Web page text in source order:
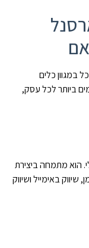
במגוון כלים
ביותר לכל עסק,
הוא מתמחה ביצירת
באימייל ושיווק